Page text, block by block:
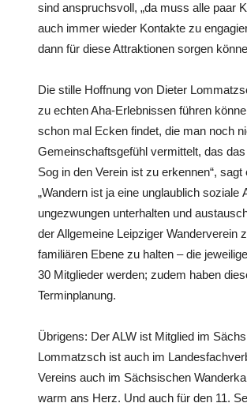
sind anspruchsvoll, „da muss alle paar
auch immer wieder Kontakte zu
dann für diese Attraktionen sorgen
Die stille Hoffnung von Dieter
zu echten Aha-Erlebnissen führen
schon mal Ecken findet, die man noch
Gemeinschaftsgefühl vermittelt, das
Sog in den Verein ist zu erkennen“,
„Wandern ist ja eine unglaublich
ungezwungen unterhalten und
der Allgemeine Leipziger Wanderverein
familiären Ebene zu halten – die
30 Mitglieder werden; zudem haben
Terminplanung.
Übrigens: Der ALW ist Mitglied im
Lommatzsch ist auch im
Vereins auch im Sächsischen
warm ans Herz. Und auch für den 11.